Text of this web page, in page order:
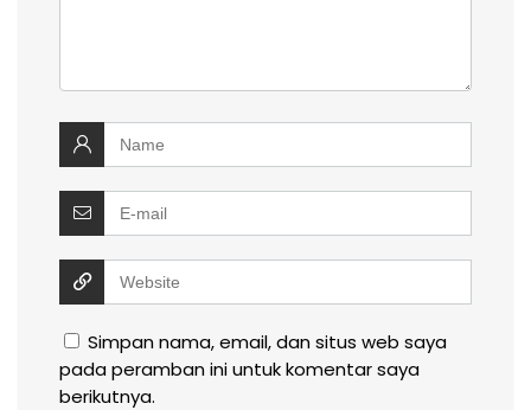
Simpan nama, email, dan situs web saya
pada peramban ini untuk komentar saya
berikutnya.